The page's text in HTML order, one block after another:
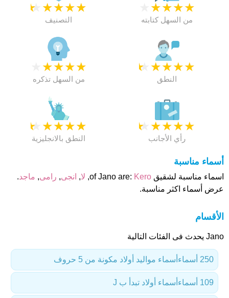
★
★
★
★
★
التصنيف
★
★
★
★
من السهل كتابته
★
★
★
★
من السهل تذكره
★
★
★
★
★
النطق
★
★
★
★
★
النطق بالانجليزية
★
★
★
★
★
رأي الأجانب
أسماء مناسبة
اسماء مناسبة لشقيق of Jano are: Kero
, لا, انجى, رامى, ماجد.
عرض أسماء اكثر مناسبة.
الأقسام
Jano يحدث فى الفئات التالية
أسماء مواليد أولاد مكونة من 5 حروف 250 أسماء
أسماء أولاد تبدأ ب J 109 أسماء